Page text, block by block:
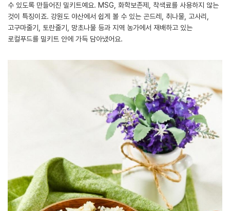
수 있도록 만들어진 밀키트예요. MSG, 화학보존제, 착색료를 사용하지 않는
것이 특징이죠. 강원도 야산에서 쉽게 볼 수 있는 곤드레, 취나물, 고사리,
고구마줄기, 토란줄기, 망초나물 등과 지역 농가에서 재배하고 있는
로컬푸드를 밀키트 안에 가득 담아냈어요.